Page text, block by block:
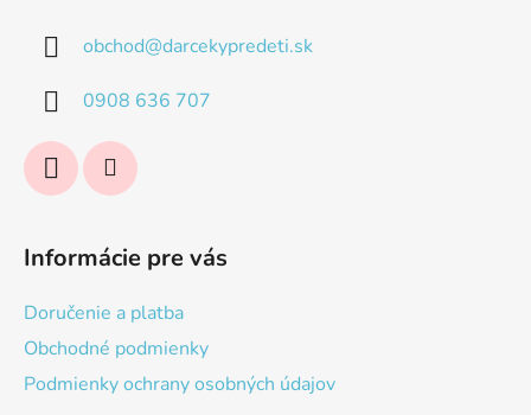
obchod@darcekypredeti.sk
0908 636 707
Informácie pre vás
Doručenie a platba
Obchodné podmienky
Podmienky ochrany osobných údajov